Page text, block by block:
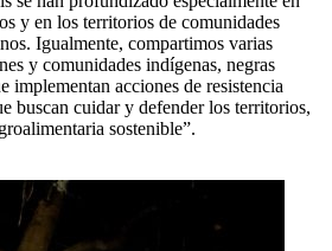
y en los territorios de comunidades
Igualmente, compartimos varias
y comunidades indígenas, negras
implementan acciones de resistencia
buscan cuidar y defender los territorios,
sostenible”.